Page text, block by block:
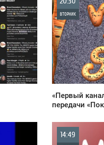
ВТОРНИК
0
1 054
«Первый
передачи
14:49